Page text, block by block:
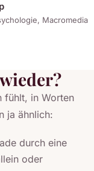
Macromedia
fühlt, in Worten
ja ähnlich:
durch eine
oder